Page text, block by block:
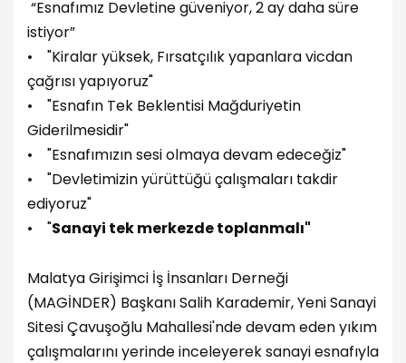
“Esnafımız Devletine güveniyor, 2 ay daha süre
istiyor”
• "Kiralar yüksek, Fırsatçılık yapanlara vicdan
çağrısı yapıyoruz"
• "Esnafın Tek Beklentisi Mağduriyetin
Giderilmesidir"
• "Esnafımızın sesi olmaya devam edeceğiz"
• "Devletimizin yürüttüğü çalışmaları takdir
ediyoruz"
• "Sanayi tek merkezde toplanmalı"
Malatya Girişimci İş İnsanları Derneği
(MAGİNDER) Başkanı Salih Karademir, Yeni Sanayi
Sitesi Çavuşoğlu Mahallesi'nde devam eden yıkım
çalışmalarını yerinde inceleyerek sanayi esnafıyla